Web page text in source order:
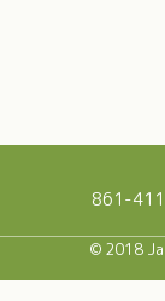
861-
© 2018